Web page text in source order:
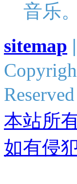
音乐。
sitemap |
本站所
如有侵